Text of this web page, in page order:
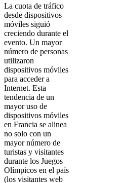
La cuota de tráfico
desde dispositivos
móviles siguió
creciendo durante el
evento. Un mayor
número de personas
utilizaron
dispositivos móviles
para acceder a
Internet. Esta
tendencia de un
mayor uso de
dispositivos móviles
en Francia se alinea
no solo con un
mayor número de
turistas y visitantes
durante los Juegos
Olímpicos en el país
(los visitantes web